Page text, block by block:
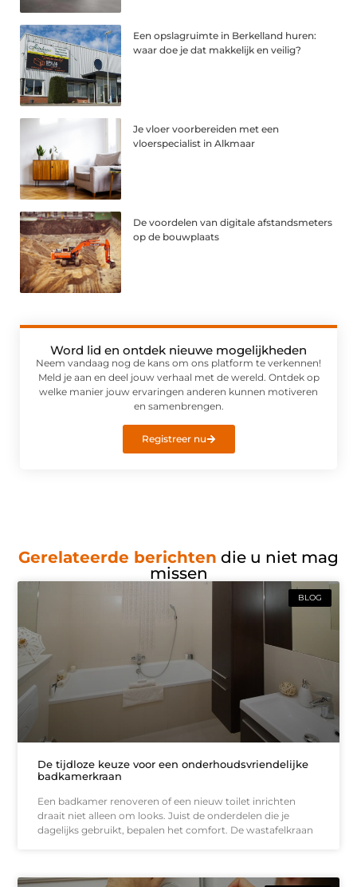
Een opslagruimte in Berkelland huren:
waar doe je dat makkelijk en veilig?
Je vloer voorbereiden met een
vloerspecialist in Alkmaar
De voordelen van digitale afstandsmeters
op de bouwplaats
Word lid en ontdek nieuwe mogelijkheden
Neem vandaag nog de kans om ons platform te verkennen!
Meld je aan en deel jouw verhaal met de wereld. Ontdek op
welke manier jouw ervaringen anderen kunnen motiveren
en samenbrengen.
Registreer nu
Gerelateerde berichten die u niet mag
missen
BLOG
De tijdloze keuze voor een onderhoudsvriendelijke
badkamerkraan
Een badkamer renoveren of een nieuw toilet inrichten
draait niet alleen om looks. Juist de onderdelen die je
dagelijks gebruikt, bepalen het comfort. De wastafelkraan